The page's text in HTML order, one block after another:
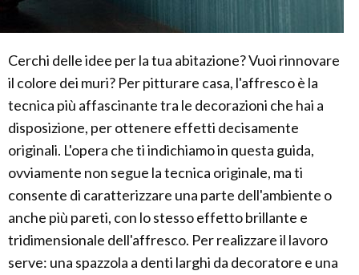
Cerchi delle idee per la tua abitazione? Vuoi rinnovare
il colore dei muri? Per pitturare casa, l'affresco è la
tecnica più affascinante tra le decorazioni che hai a
disposizione, per ottenere effetti decisamente
originali. L'opera che ti indichiamo in questa guida,
ovviamente non segue la tecnica originale, ma ti
consente di caratterizzare una parte dell'ambiente o
anche più pareti, con lo stesso effetto brillante e
tridimensionale dell'affresco. Per realizzare il lavoro
serve: una spazzola a denti larghi da decoratore e una